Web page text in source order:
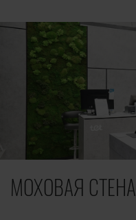
МОХОВАЯ СТЕНА